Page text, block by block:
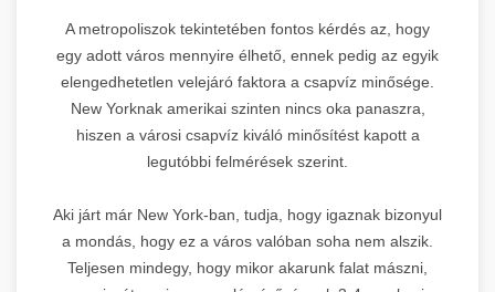
A metropoliszok tekintetében fontos kérdés az, hogy
egy adott város mennyire élhető, ennek pedig az egyik
elengedhetetlen velejáró faktora a csapvíz minősége.
New Yorknak amerikai szinten nincs oka panaszra,
hiszen a városi csapvíz kiváló minősítést kapott a
legutóbbi felmérések szerint.
Aki járt már New York-ban, tudja, hogy igaznak bizonyul
a mondás, hogy ez a város valóban soha nem alszik.
Teljesen mindegy, hogy mikor akarunk falat mászni,